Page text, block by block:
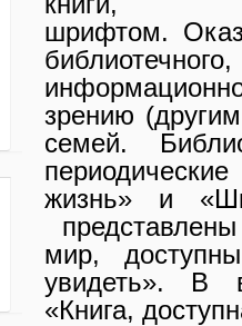
шрифтом.
зрению
семей.
жизнь» и
мир,
увидеть». В
«Книга,